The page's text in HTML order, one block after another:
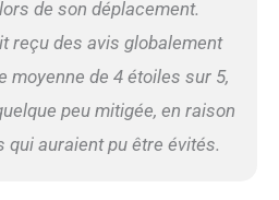
de son déplacement.
reçu des avis globalement
moyenne de 4 étoiles sur 5,
peu mitigée, en raison
qui auraient pu être évités.